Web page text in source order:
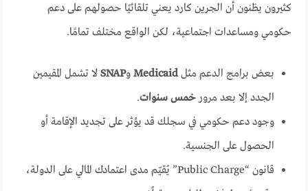
كثيرون يظنون أن الجرين كارد يعني تلقائيًا حصولهم على دعم
حكومي ومساعدات اجتماعية، لكن الواقع مختلف تمامًا.
بعض برامج الدعم مثلMedicaid وSNAP لا تشمل المقيمين
الجدد إلا بعد مرورخمس سنوات.
وجود دعم حكومي في سجلك قد يؤثر على تجديد الإقامة أو
الحصول على الجنسية.
قانون “Public Charge” يُقيّم مدى اعتمادك المالي على الدولة،